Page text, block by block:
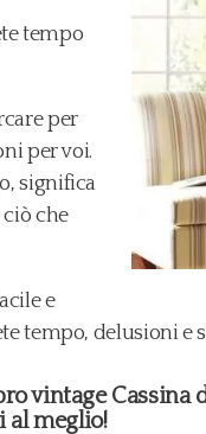
tempo
per
per voi.
significa
che
e
tempo, delusioni e
vintage Cassina
al meglio!